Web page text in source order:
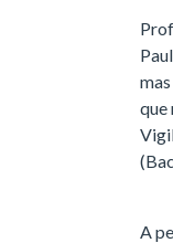
que
A